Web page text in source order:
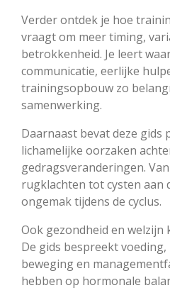
Verder ontdek je hoe
vraagt om meer timing,
betrokkenheid. Je leert
communicatie, eerlijke
trainingsopbouw zo
samenwerking.
Daarnaast bevat deze gids
lichamelijke oorzaken
gedragsveranderingen.
rugklachten tot cysten aan
ongemak tijdens de cyclus.
Ook gezondheid en welzijn
De gids bespreekt
beweging en
hebben op hormonale